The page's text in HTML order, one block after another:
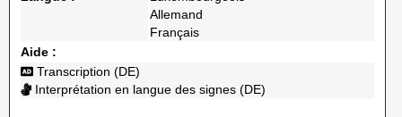
Allemand
Français
Aide :
Transcription (DE)
Interprétation en langue des signes (DE)